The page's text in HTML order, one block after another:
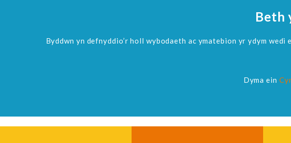
Beth
Byddwn yn defnyddio’r holl wybodaeth ac ymatebion yr ydym
Dyma ein